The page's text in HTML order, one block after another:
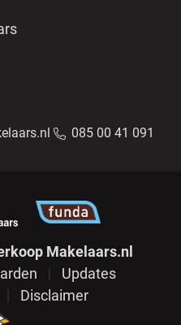
085 00 41 091
Makelaars.nl
Updates
Disclaimer